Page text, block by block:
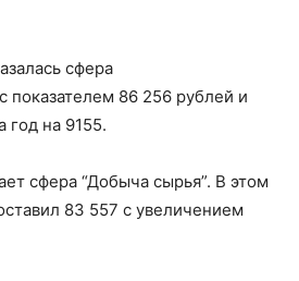
сфера
показателем 86 256 рублей и
год на 9155.
сфера “Добыча сырья”. В этом
83 557 с увеличением